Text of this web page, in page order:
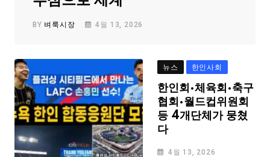
BY 벼룩시장 4월 13, 2026
뉴스 한인사회
한인회·체육회·축구
협회·월드컵위원회
등 4개단체가 뭉쳤
다
4월 13, 2026